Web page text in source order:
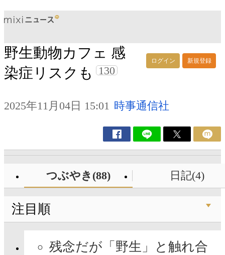
ログイン 新規登録
野生動物カフェ 感
染症リスクも
130
2025年11月04日 15:01 時事通信社
つぶやき(88) 日記(4)
注目順
残念だが「野生」と触れ合